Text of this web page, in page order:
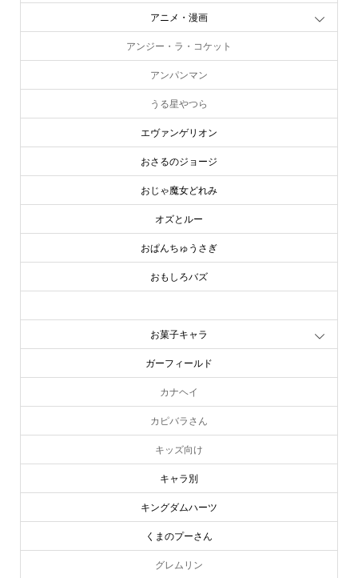
アニメ・漫画
アンジー・ラ・コケット
アンパンマン
うる星やつら
エヴァンゲリオン
おさるのジョージ
おじゃ魔女どれみ
オズとルー
おぱんちゅうさぎ
おもしろバズ
お菓子キャラ
ガーフィールド
カナヘイ
カピバラさん
キッズ向け
キャラ別
キングダムハーツ
くまのプーさん
グレムリン